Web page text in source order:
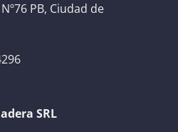
PB, Ciudad de
SRL